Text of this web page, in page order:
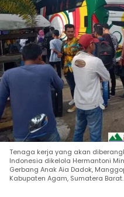
Tenaga kerja yang akan
Indonesia dikelola Hermantoni
Gerbang Anak Aia Dadok,
Kabupaten Agam, Sumatera Barat.